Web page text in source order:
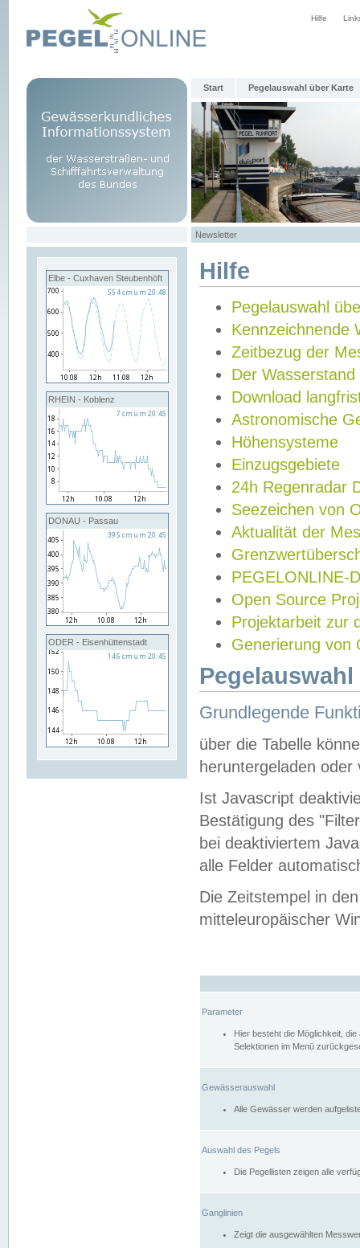
Hilfe
Start Pegelauswahl über Karte
Newsletter
Elbe - Cuxhaven Steubenhöft
RHEIN - Koblenz
DONAU - Passau
ODER - Eisenhüttenstadt
Hilfe
Pegelauswahl
Kennzeichnende
Zeitbezug der
Der Wasserstand
Download
Astronomische
Höhensysteme
Einzugsgebiete
24h Regenradar
Seezeichen von
Aktualität der
PEGELONLINE-
Open Source
Projektarbeit zur
Generierung von
Grundlegende
über die Tabelle
heruntergeladen oder
Ist Javascript
Bestätigung des
bei deaktiviertem
alle Felder
Die Zeitstempel in
mitteleuropäischer
Parameter
Hier besteht die Möglichkeit,
Selektionen im Menü
Gewässerauswahl
Alle Gewässer werden
Auswahl des Pegels
Die Pegellisten zeigen alle
Ganglinien
Zeigt die ausgewählten